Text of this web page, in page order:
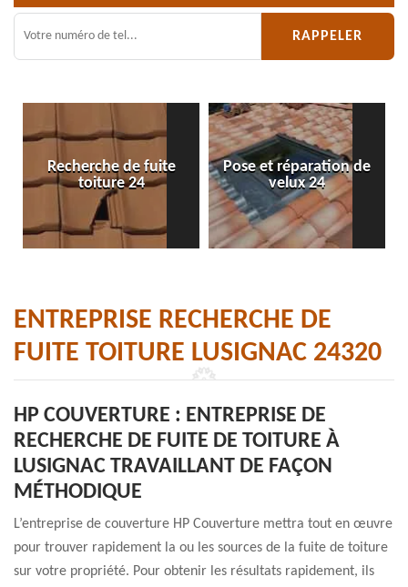
Recherche de fuite
toiture 24
Pose et réparation de
velux 24
ENTREPRISE RECHERCHE DE
FUITE TOITURE LUSIGNAC 24320
HP COUVERTURE : ENTREPRISE DE
RECHERCHE DE FUITE DE TOITURE À
LUSIGNAC TRAVAILLANT DE FAÇON
MÉTHODIQUE
L’entreprise de couverture HP Couverture mettra tout en œuvre
pour trouver rapidement la ou les sources de la fuite de toiture
sur votre propriété. Pour obtenir les résultats rapidement, ils